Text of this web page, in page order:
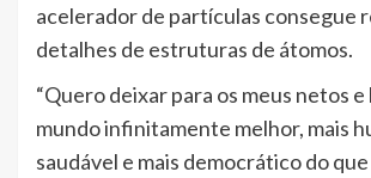
acelerador de partículas consegue
detalhes de estruturas de átomos.
“Quero deixar para os meus netos
mundo infinitamente melhor, mais
saudável e mais democrático do